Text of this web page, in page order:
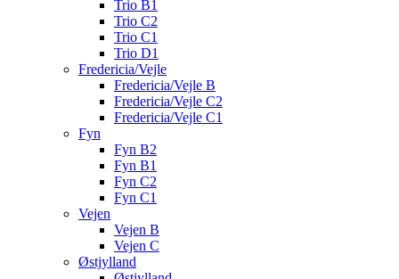
Trio B1
Trio C2
Trio C1
Trio D1
Fredericia/Vejle
Fredericia/Vejle B
Fredericia/Vejle C2
Fredericia/Vejle C1
Fyn
Fyn B2
Fyn B1
Fyn C2
Fyn C1
Vejen
Vejen B
Vejen C
Østjylland